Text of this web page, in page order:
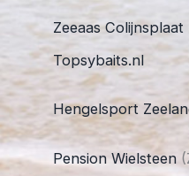
Zeeaas Colijnsplaat
Topsybaits.nl
Hengelsport
Pension Wielsteen